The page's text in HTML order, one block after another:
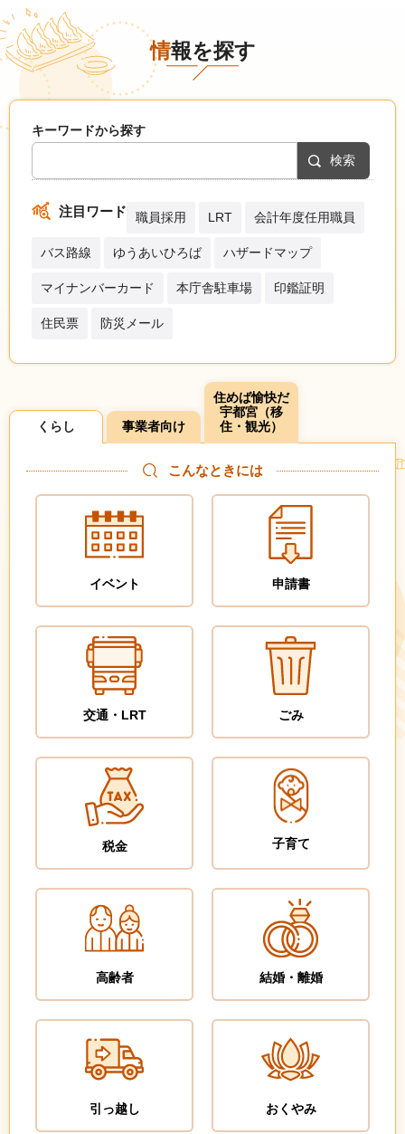
情報を探す
キーワードから探す
注目ワード 職員採用 LRT 会計年度任用職員
バス路線 ゆうあいひろば ハザードマップ
マイナンバーカード 本庁舎駐車場 印鑑証明
住民票 防災メール
くらし 事業者向け
住めば愉快だ
宇都宮（移
住・観光）
こんなときには
イベント 申請書
交通・LRT ごみ
税金 子育て
高齢者 結婚・離婚
引っ越し おくやみ